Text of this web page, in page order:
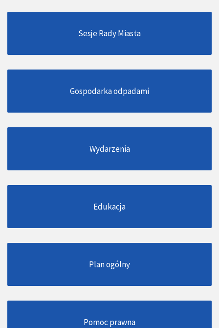
Sesje Rady Miasta
Gospodarka odpadami
Wydarzenia
Edukacja
Plan ogólny
Pomoc prawna